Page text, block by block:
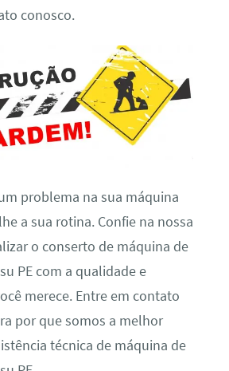
conosco.
problema na sua máquina
a sua rotina. Confie na nossa
o conserto de máquina de
PE com a qualidade e
merece. Entre em contato
por que somos a melhor
técnica de máquina de